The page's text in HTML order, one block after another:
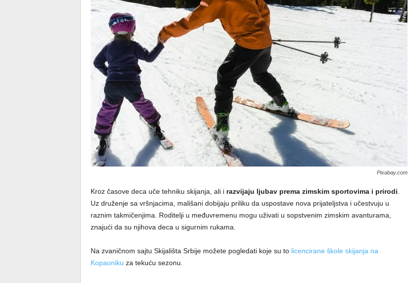
Pixabay.com
Kroz časove deca uče tehniku skijanja, ali i razvijaju ljubav prema zimskim sportovima i prirodi
Uz druženje sa vršnjacima, mališani dobijaju priliku da uspostave nova prijateljstva i učestvuju u
raznim takmičenjima. Roditelji u međuvremenu mogu uživati u sopstvenim zimskim avanturama,
znajući da su njihova deca u sigurnim rukama.
Na zvaničnom sajtu Skijališta Srbije možete pogledati koje su to licencirane škole skijanja na
Kopaoniku za tekuću sezonu.